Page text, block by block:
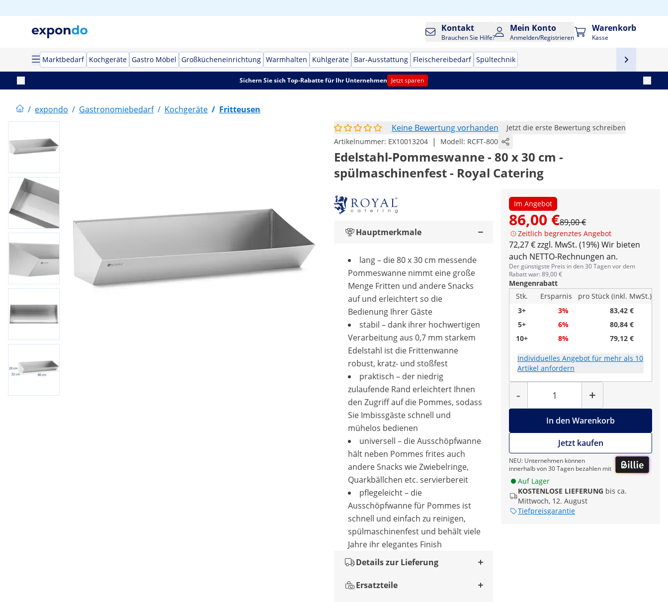
Kontakt
Brauchen Sie Hilfe?
Mein Konto
Anmelden/Registrieren
Warenkorb
Kasse
Marktbedarf Kochgeräte Gastro Möbel Großkücheneinrichtung Warmhalten Kühlgeräte Bar-Ausstattung Fleischereibedarf Spültechnik
Sichern Sie sich Top-Rabatte für Ihr Unternehmen Jetzt sparen
/ expondo / Gastronomiebedarf / Kochgeräte / Fritteusen
Keine Bewertung vorhanden
Jetzt die erste Bewertung schreiben
Artikelnummer: EX10013204 | Modell: RCFT-800
Edelstahl-Pommeswanne - 80 x 30 cm -
spülmaschinenfest - Royal Catering
Im Angebot
86,00 €89,00 €
Zeitlich begrenztes Angebot
72,27 € zzgl. MwSt. (19%) Wir bieten
auch NETTO-Rechnungen an.
Der günstigste Preis in den 30 Tagen vor dem
Rabatt war: 89,00 €
Mengenrabatt
Stk.
Ersparnis
pro Stück (inkl. MwSt.)
3+
3%
83,42 €
5+
6%
80,84 €
10+
8% 79,12 €
Individuelles Angebot für mehr als 10
Artikel anfordern
-
Menge
+
In den Warenkorb
Jetzt kaufen
NEU: Unternehmen können
innerhalb von 30 Tagen bezahlen mit
Auf Lager
KOSTENLOSE LIEFERUNG bis ca.
Mittwoch, 12. August
Tiefpreisgarantie
Hauptmerkmale
lang – die 80 x 30 cm messende
Pommeswanne nimmt eine große
Menge Fritten und andere Snacks
auf und erleichtert so die
Bedienung Ihrer Gäste
stabil – dank ihrer hochwertigen
Verarbeitung aus 0,7 mm starkem
Edelstahl ist die Frittenwanne
robust, kratz- und stoßfest
praktisch – der niedrig
zulaufende Rand erleichtert Ihnen
den Zugriff auf die Pommes, sodass
Sie Imbissgäste schnell und
mühelos bedienen
universell – die Ausschöpfwanne
hält neben Pommes frites auch
andere Snacks wie Zwiebelringe,
Quarkbällchen etc. servierbereit
pflegeleicht – die
Ausschöpfwanne für Pommes ist
schnell und einfach zu reinigen,
spülmaschinenfest und behält viele
Jahre ihr elegantes Finish
Details zur Lieferung
Ersatzteile